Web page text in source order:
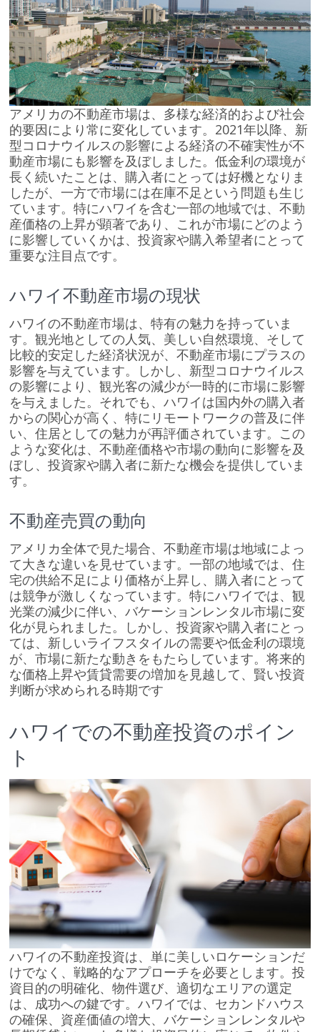
アメリカの不動産市場は、多様な経済的および社会
的要因により常に変化しています。2021年以降、新
型コロナウイルスの影響による経済の不確実性が不
動産市場にも影響を及ぼしました。低金利の環境が
長く続いたことは、購入者にとっては好機となりま
したが、一方で市場には在庫不足という問題も生じ
ています。特にハワイを含む一部の地域では、不動
産価格の上昇が顕著であり、これが市場にどのよう
に影響していくかは、投資家や購入希望者にとって
重要な注目点です。
ハワイ不動産市場の現状
ハワイの不動産市場は、特有の魅力を持っていま
す。観光地としての人気、美しい自然環境、そして
比較的安定した経済状況が、不動産市場にプラスの
影響を与えています。しかし、新型コロナウイルス
の影響により、観光客の減少が一時的に市場に影響
を与えました。それでも、ハワイは国内外の購入者
からの関心が高く、特にリモートワークの普及に伴
い、住居としての魅力が再評価されています。この
ような変化は、不動産価格や市場の動向に影響を及
ぼし、投資家や購入者に新たな機会を提供していま
す。
不動産売買の動向
アメリカ全体で見た場合、不動産市場は地域によっ
て大きな違いを見せています。一部の地域では、住
宅の供給不足により価格が上昇し、購入者にとって
は競争が激しくなっています。特にハワイでは、観
光業の減少に伴い、バケーションレンタル市場に変
化が見られました。しかし、投資家や購入者にとっ
ては、新しいライフスタイルの需要や低金利の環境
が、市場に新たな動きをもたらしています。将来的
な価格上昇や賃貸需要の増加を見越して、賢い投資
判断が求められる時期です
ハワイでの不動産投資のポイン
ト
ハワイの不動産投資は、単に美しいロケーションだ
けでなく、戦略的なアプローチを必要とします。投
資目的の明確化、物件選び、適切なエリアの選定
は、成功への鍵です。ハワイでは、セカンドハウス
の確保、資産価値の増大、バケーションレンタルや